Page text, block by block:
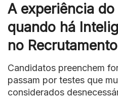
A experiência
quando há
no
Candidatos preenchem
passam por testes que
considerados